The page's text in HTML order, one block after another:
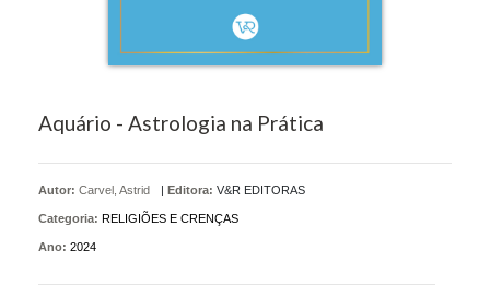
Aquário - Astrologia na Prática
Autor: Carvel, Astrid | Editora: V&R EDITORAS
Categoria: RELIGIÕES E CRENÇAS
Ano: 2024